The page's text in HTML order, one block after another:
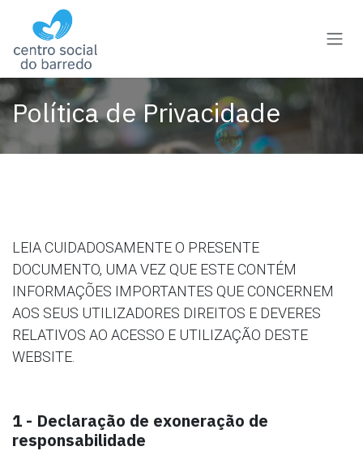
Pular para o conteúdo
Política de Privacidade
LEIA CUIDADOSAMENTE O PRESENTE
DOCUMENTO, UMA VEZ QUE ESTE CONTÉM
INFORMAÇÕES IMPORTANTES QUE CONCERNEM
AOS SEUS UTILIZADORES DIREITOS E DEVERES
RELATIVOS AO ACESSO E UTILIZAÇÃO DESTE
WEBSITE.
1 - Declaração de exoneração de
responsabilidade